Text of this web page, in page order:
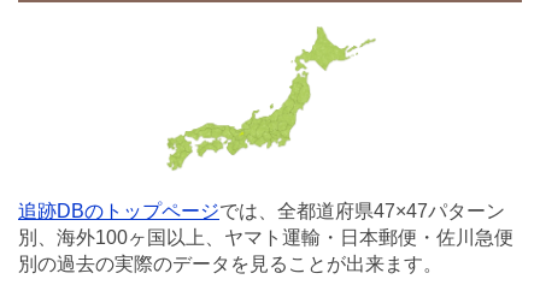
追跡DBのトップページでは、全都道府県47×47パターン
別、海外100ヶ国以上、ヤマト運輸・日本郵便・佐川急便
別の過去の実際のデータを見ることが出来ます。